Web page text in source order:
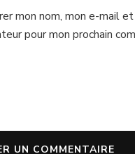
mon nom, mon e-mail
pour mon prochain